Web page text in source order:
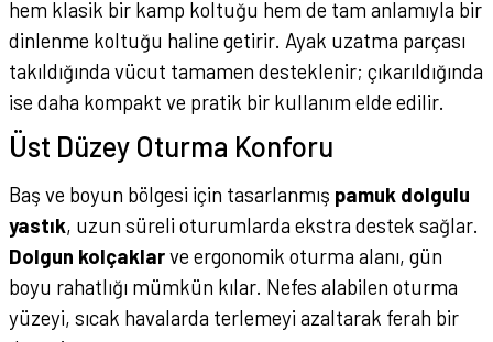
hem klasik bir kamp koltuğu hem de tam anlamıyla bir
dinlenme koltuğu haline getirir. Ayak uzatma parçası
takıldığında vücut tamamen desteklenir; çıkarıldığında
ise daha kompakt ve pratik bir kullanım elde edilir.
Üst Düzey Oturma Konforu
Baş ve boyun bölgesi için tasarlanmış pamuk dolgulu
yastık, uzun süreli oturumlarda ekstra destek sağlar.
Dolgun kolçaklarve ergonomik oturma alanı, gün
boyu rahatlığı mümkün kılar. Nefes alabilen oturma
yüzeyi, sıcak havalarda terlemeyi azaltarak ferah bir